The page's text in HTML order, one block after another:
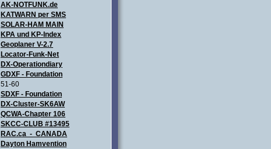
AK-NOTFUNK.de
KATWARN per SMS
SOLAR-HAM MAIN
KPA und KP-Index
Geoplaner V-2.7
Locator-Funk-Net
DX-Operationdiary
GDXF - Foundation
51-60
SDXF - Foundation
DX-Cluster-SK6AW
QCWA-Chapter 106
SKCC-CLUB #13495
RAC.ca - CANADA
Dayton Hamvention